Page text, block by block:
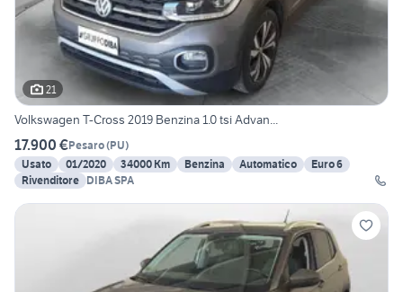
21
Volkswagen T-Cross 2019 Benzina 1.0 tsi Advan...
17.900 €Pesaro(PU)
Usato
01/2020 34000 Km Benzina Automatico
Euro 6
Rivenditore DIBA SPA